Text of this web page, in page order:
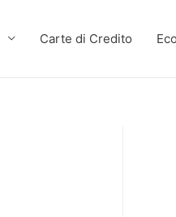
Carte di Credito